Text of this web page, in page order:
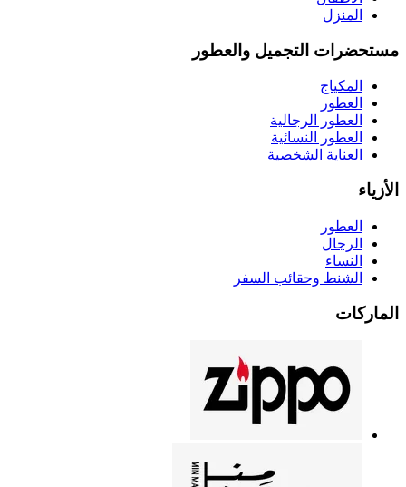
المنزل
مستحضرات التجميل والعطور
المكياج
العطور
العطور الرجالية
العطور النسائية
العناية الشخصية
الأزياء
العطور
الرجال
النساء
الشنط وحقائب السفر
الماركات